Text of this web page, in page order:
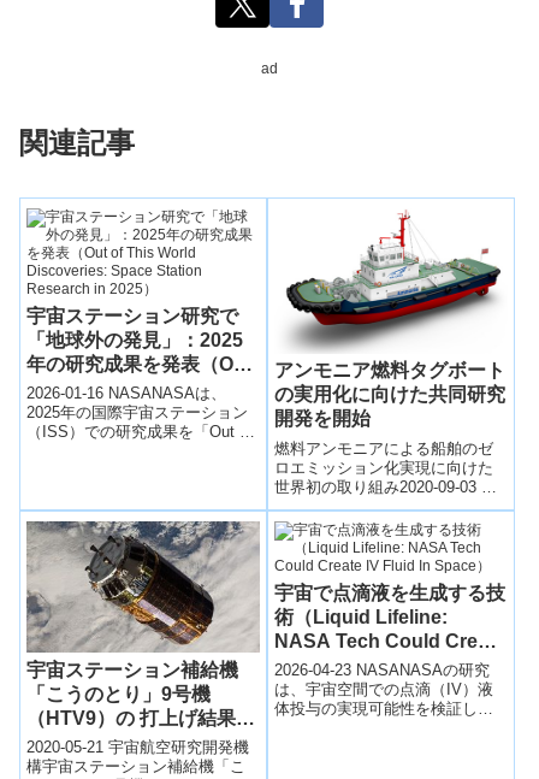
ad
関連記事
宇宙ステーション研究で
「地球外の発見」：2025
年の研究成果を発表（Out
of This World
Discoveries: Space
Station Research in
2026-01-16 NASANASAは、
2025年の国際宇宙ステーション
（ISS）での研究成果を「Out of
アンモニア燃料タグボート
の実用化に向けた共同研究
開発を開始
燃料アンモニアによる船舶のゼ
ロエミッション化実現に向けた
世界初の取り組み2020-09-03 日
本郵船株式会社,株式会社IHI原動
機,日本海事協会8月18日、日...
宇宙ステーション補給機
「こうのとり」9号機
（HTV9）の 打上げ結果に
ついて
2020-05-21 宇宙航空研究開発機
構宇宙ステーション補給機「こ
宇宙で点滴液を生成する技
術（Liquid Lifeline:
NASA Tech Could Create
IV Fluid In Space）
2026-04-23 NASANASAの研究
は、宇宙空間での点滴（IV）液
体投与の実現可能性を検証し、